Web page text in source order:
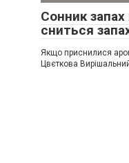
Сонник
сниться
Якщо приснилися
Цвєткова